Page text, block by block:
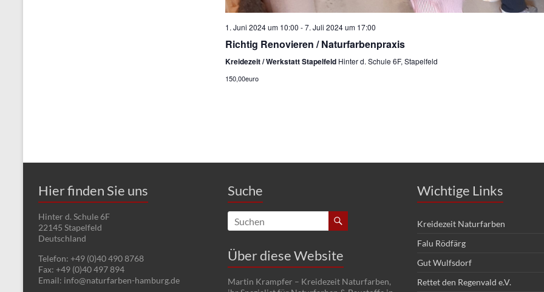
1. Juni 2024 um 10:00 -7. Juli 2024 um 17:00
Richtig Renovieren / Naturfarbenpraxis
Kreidezeit / Werkstatt Stapelfeld Hinter d. Schule 6F, Stapelfeld
150,00euro
Hier finden Sie uns
Hinter d. Schule 6F
22145 Stapelfeld
Deutschland
Telefon: +49 (0)40 490 8768
Fax: +49 (0)40 497 894
Email: info@naturfarben-hamburg.de
Suche
Über diese Website
Martin Krampfer – Kreidezeit Naturfarben,
Wichtige Links
Kreidezeit Naturfarben
Falu Rödfärg
Gut Wulfsdorf
Rettet den Regenvald e.V.